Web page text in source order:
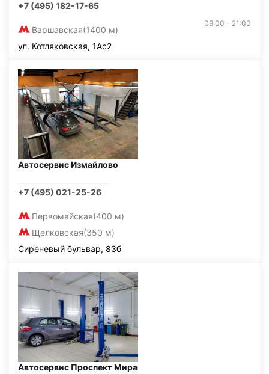
+7 (495) 182-17-65
Варшавская(1400 м)
09:00 - 21:00
ул. Котляковская, 1Ас2
Автосервис Измайлово
+7 (495) 021-25-26
Первомайская(400 м)
Щелковская(350 м)
Сиреневый бульвар, 83б
Автосервис Проспект Мира